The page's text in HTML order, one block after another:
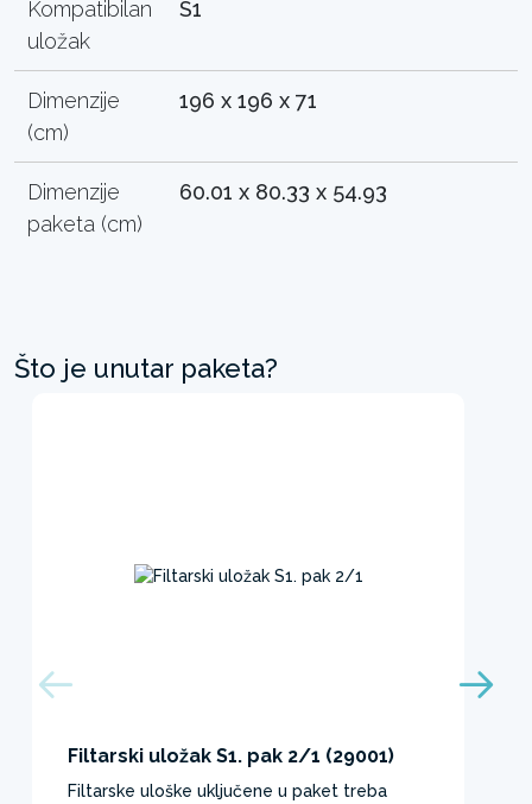
Kompatibilan
uložak
S1
Dimenzije
(cm)
196 x 196 x 71
Dimenzije
paketa (cm)
60.01 x 80.33 x 54.93
Što je unutar paketa?
Filtarski uložak S1. pak 2/1 (29001)
Filtarske uloške uključene u paket treba